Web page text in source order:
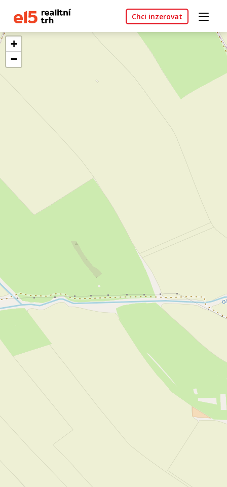
Chci inzerovat
+
−